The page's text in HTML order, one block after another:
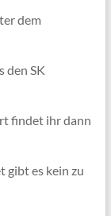
dem
den SK
findet ihr dann
gibt es kein zu